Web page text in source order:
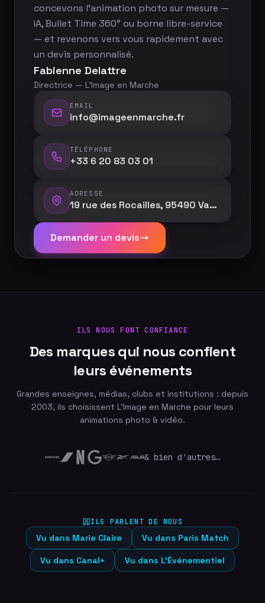
concevons l'animation photo sur mesure —
IA, Bullet Time 360° ou borne libre-service
— et revenons vers vous rapidement avec
un devis personnalisé.
Fabienne Delattre
Directrice — L'Image en Marche
EMAIL
info@imageenmarche.fr
TÉLÉPHONE
+33 6 20 83 03 01
ADRESSE
19 rue des Rocailles, 95490 Vauréal
Demander un devis
ILS NOUS FONT CONFIANCE
Des marques qui nous confient
leurs événements
Grandes enseignes, médias, clubs et institutions : depuis
2003, ils choisissent L'Image en Marche pour leurs
animations photo & vidéo.
& bien d'autres…
ILS PARLENT DE NOUS
Vu dans Marie Claire Vu dans Paris Match
Vu dans Canal+ Vu dans L'Événementiel